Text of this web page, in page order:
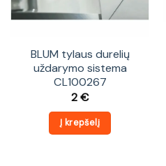
BLUM tylaus durelių
uždarymo sistema
CL100267
2€
Į krepšelį